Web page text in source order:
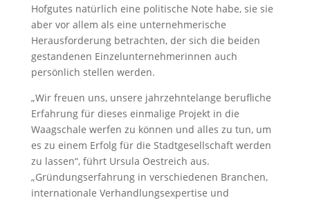
Hofgutes natürlich eine politische Note habe, sie sie
aber vor allem als eine unternehmerische
Herausforderung betrachten, der sich die beiden
gestandenen Einzelunternehmerinnen auch
persönlich stellen werden.
„Wir freuen uns, unsere jahrzehntelange berufliche
Erfahrung für dieses einmalige Projekt in die
Waagschale werfen zu können und alles zu tun, um
es zu einem Erfolg für die Stadtgesellschaft werden
zu lassen“, führt Ursula Oestreich aus.
„Gründungserfahrung in verschiedenen Branchen,
internationale Verhandlungsexpertise und